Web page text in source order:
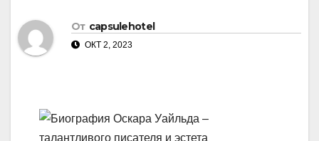
От capsulehotel
ОКТ 2, 2023